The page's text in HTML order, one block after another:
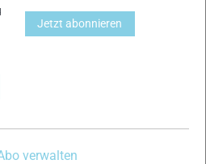
Jetzt abonnieren
verwalten